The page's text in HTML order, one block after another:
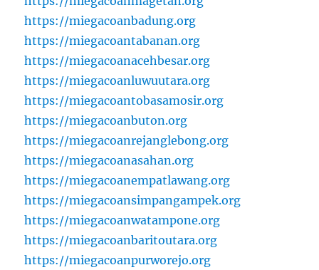
https://miegacoanbadung.org
https://miegacoantabanan.org
https://miegacoanacehbesar.org
https://miegacoanluwuutara.org
https://miegacoantobasamosir.org
https://miegacoanbuton.org
https://miegacoanrejanglebong.org
https://miegacoanasahan.org
https://miegacoanempatlawang.org
https://miegacoansimpangampek.org
https://miegacoanwatampone.org
https://miegacoanbaritoutara.org
https://miegacoanpurworejo.org